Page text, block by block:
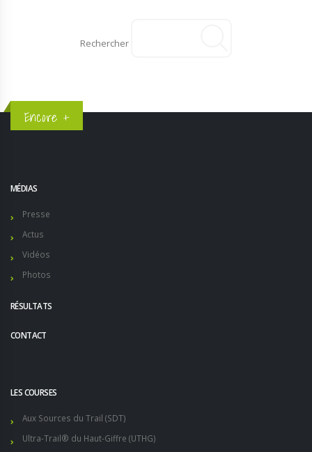
Rechercher
Encore +
MÉDIAS
Presse
Actus
Vidéos
Photos
RÉSULTATS
CONTACT
LES COURSES
Aux Sources du Trail (SDT)
Ultra-Trail® du Haut-Giffre (UTHG)